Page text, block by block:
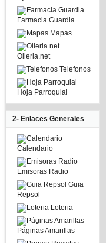
Farmacia Guardia
Mapas
Olleria.net
Telefonos
Hoja Parroquial
2- Enlaces Generales
Calendario
Emisoras Radio
Guia
Repsol
Loteria
Páginas Amarillas